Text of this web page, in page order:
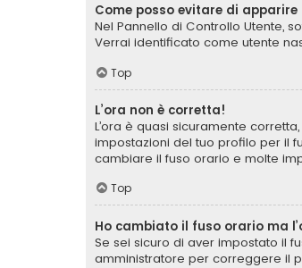
Come posso evitare di
Nel Pannello di Controllo Utente,
Verrai identificato come utente
Top
L’ora non è corretta!
L’ora è quasi sicuramente
impostazioni del tuo profilo per il
cambiare il fuso orario e molte
Top
Ho cambiato il fuso orario ma
Se sei sicuro di aver impostato il
amministratore per correggere il